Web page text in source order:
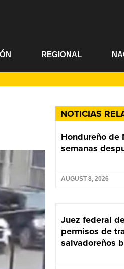
REGIONAL
NOTICIAS
Hondureño de
semanas
AUGUST 8, 2026
Juez federal
permisos de
salvadoreños